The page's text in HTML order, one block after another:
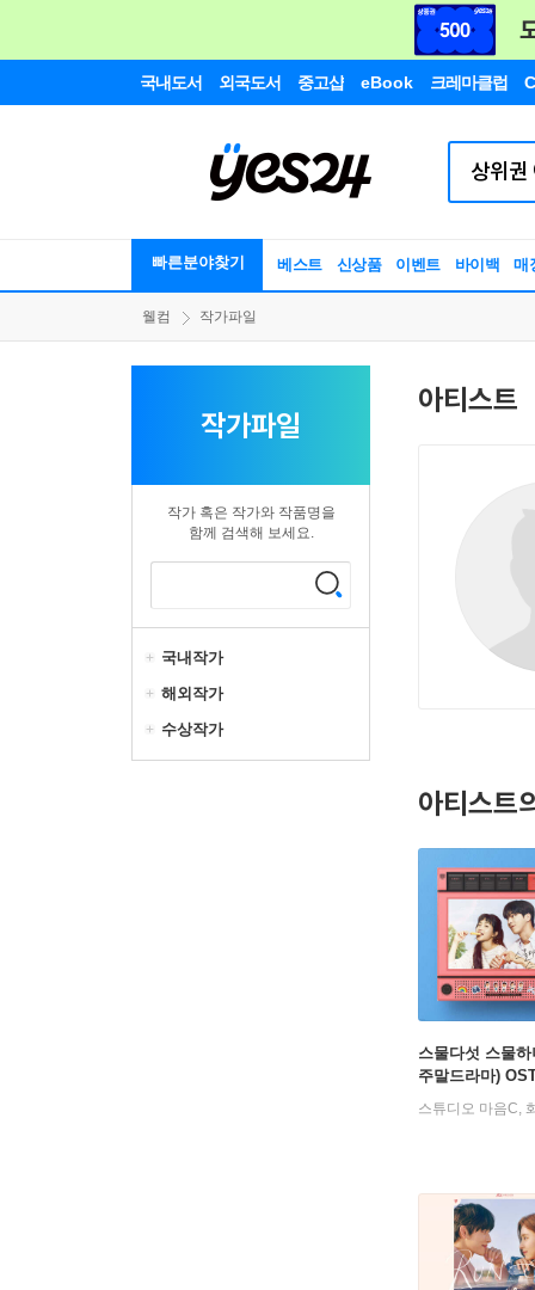
국내도서 외국도서 중고샵 eBook 크레마클럽
빠른분야찾기 베스트 신상품 이벤트 바이백 매
웰컴 작가파일
작가파일
작가 혹은 작가와 작품명을
함께 검색해 보세요.
국내작가
해외작가
수상작가
아티스트
아티스트
스물다섯 스물
주말드라마)